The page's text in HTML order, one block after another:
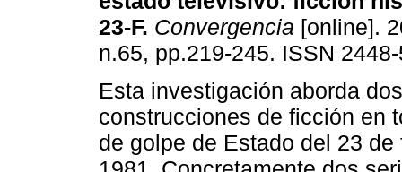
23-F. Convergencia [online].
n.65, pp.219-245. ISSN
Esta investigación aborda dos
construcciones de ficción en
de golpe de Estado del 23 de